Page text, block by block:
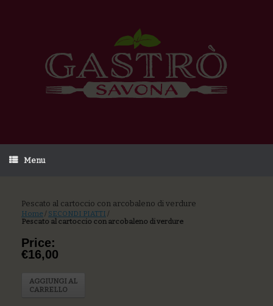
Menu
Pescato al cartoccio con arcobaleno di verdure
Home / SECONDI PIATTI /
Pescato al cartoccio con arcobaleno di verdure
Price:
€16,00
AGGIUNGI AL
CARRELLO